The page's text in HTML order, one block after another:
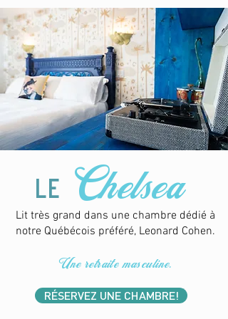
le Chelsea
Lit très grand dans une chambre dédié à
notre Québécois préféré, Leonard Cohen.
Une retraite masculine.
RÉSERVEZ UNE CHAMBRE!